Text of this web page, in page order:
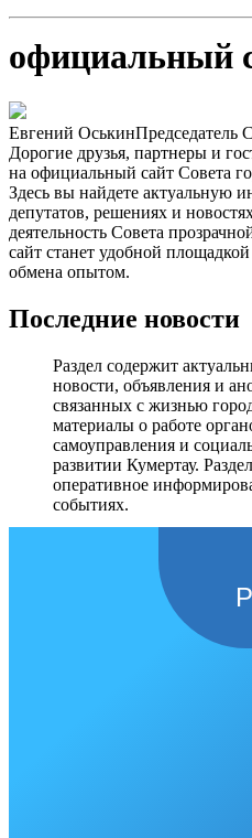
официальный
Евгений ОськинПредседатель
Дорогие друзья, партнеры и
на официальный сайт Совета
Здесь вы найдете актуальную
депутатов, решениях и
деятельность Совета
сайт станет удобной
обмена опытом.
Последние новости
Раздел содержит
новости, объявления и
связанных с жизнью
материалы о работе
самоуправления и
развитии Кумертау.
оперативное
событиях.